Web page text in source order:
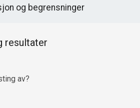
og begrensninger
resultater
av?